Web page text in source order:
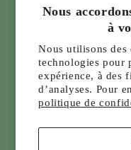
Nous
à
Nous utilisons des
technologies pour
expérience, à des
d’analyses. Pour
politique de
Infolettre,